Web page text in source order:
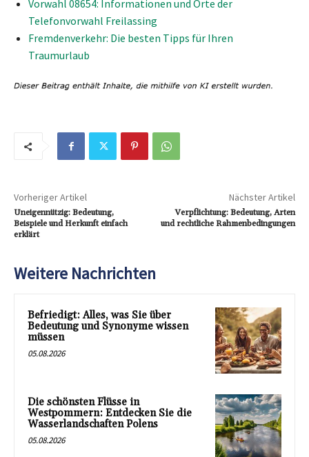
Vorwahl 08654: Informationen und Orte der
Telefonvorwahl Freilassing
Fremdenverkehr: Die besten Tipps für Ihren
Traumurlaub
Vorheriger Artikel
Uneigennützig: Bedeutung,
Beispiele und Herkunft einfach
erklärt
Nächster Artikel
Verpflichtung: Bedeutung, Arten
und rechtliche Rahmenbedingungen
Weitere Nachrichten
Befriedigt: Alles, was Sie über
Bedeutung und Synonyme wissen
müssen
05.08.2026
Die schönsten Flüsse in
Westpommern: Entdecken Sie die
Wasserlandschaften Polens
05.08.2026